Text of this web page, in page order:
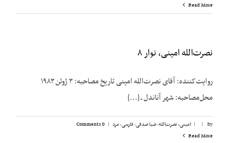
Read More
نصرت‌الله امینی، نوار ۸
روایت‌کننده: آقای نصرت‌الله امینی تاریخ مصاحبه: ۳ ژوئن ۱۹۸۳
محل‌مصاحبه: شهر آناندل ـ [...]
By
|
| امینی، نصرت‌الله,ضیا صدقی,فارسی,مرد |
0 Comments
Read More